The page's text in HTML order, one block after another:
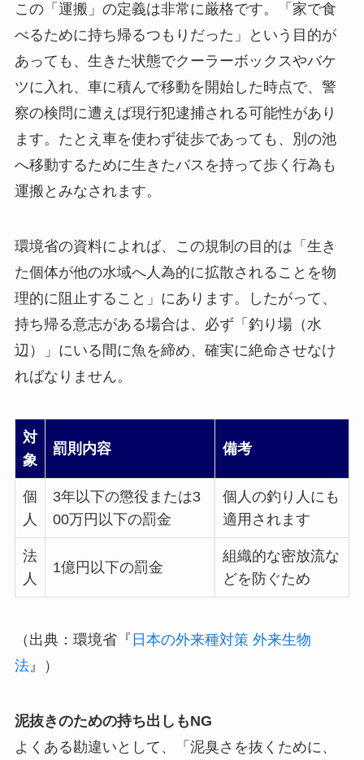
この「運搬」の定義は非常に厳格です。「家で食
べるために持ち帰るつもりだった」という目的が
あっても、生きた状態でクーラーボックスやバケ
ツに入れ、車に積んで移動を開始した時点で、警
察の検問に遭えば現行犯逮捕される可能性があり
ます。たとえ車を使わず徒歩であっても、別の池
へ移動するために生きたバスを持って歩く行為も
運搬とみなされます。
環境省の資料によれば、この規制の目的は「生き
た個体が他の水域へ人為的に拡散されることを物
理的に阻止すること」にあります。したがって、
持ち帰る意志がある場合は、必ず「釣り場（水
辺）」にいる間に魚を締め、確実に絶命させなけ
ればなりません。
対
象
罰則内容 備考
個
人
3年以下の懲役または3
00万円以下の罰金
個人の釣り人にも
適用されます
法
人
1億円以下の罰金
組織的な密放流な
どを防ぐため
（出典：環境省『 日本の外来種対策 外来生物
法』）
泥抜きのための持ち出しもNG
よくある勘違いとして、「泥臭さを抜くために、